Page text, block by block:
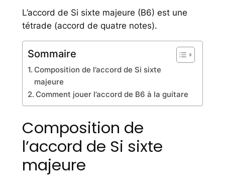
L’accord de Si sixte majeure (B6) est une
tétrade (accord de quatre notes).
Sommaire
Composition de l’accord de Si sixte
majeure
Comment jouer l’accord de B6 à la guitare
Composition de
l’accord de Si sixte
majeure